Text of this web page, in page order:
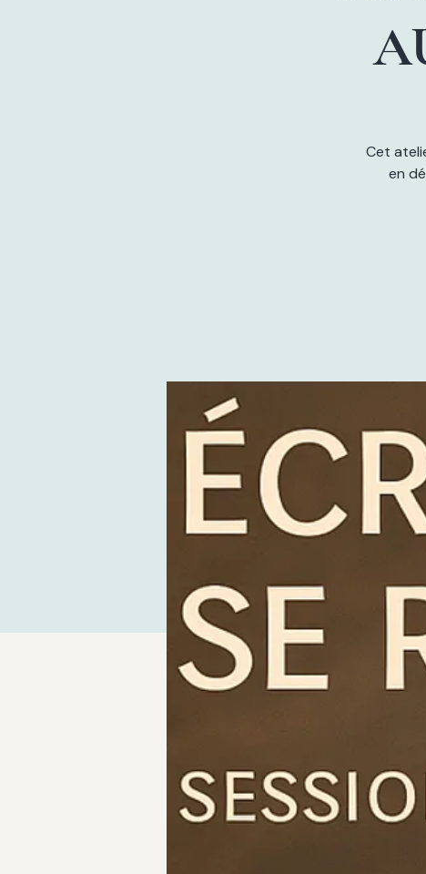
Cet
en